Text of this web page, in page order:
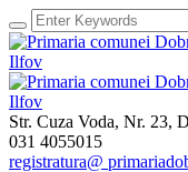
Str. Cuza Voda, Nr. 23,
031 4055015
registratura@